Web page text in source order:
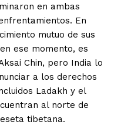
en ambas
En
mutuo de sus
ese momento, es
Chin, pero India lo
a los derechos
Ladakh y el
al norte de
tibetana.